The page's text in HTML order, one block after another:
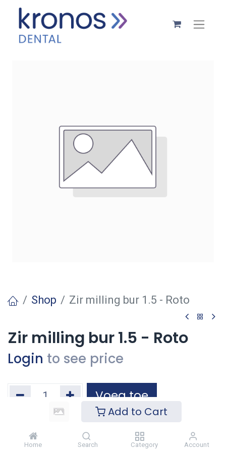
Add to Cart
Home Search Category Account
Shop Zir milling bur 1.5 - Roto
Zir milling bur 1.5 - Roto
Login to see price
Voeg toe